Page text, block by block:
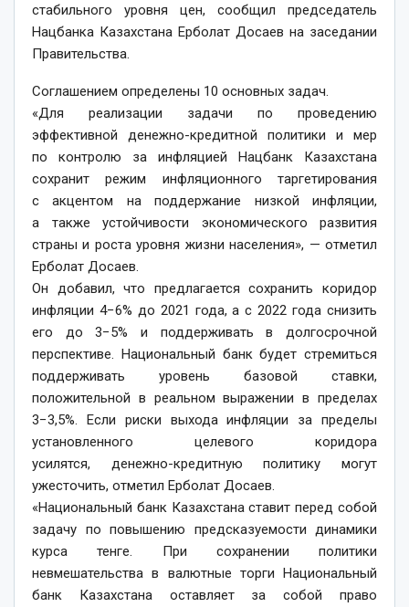
стабильного уровня цен, сообщил председатель
Нацбанка Казахстана Ерболат Досаев на заседании
Правительства.
Соглашением определены 10 основных задач.
«Для реализации задачи по проведению
эффективной денежно-кредитной политики и мер
по контролю за инфляцией Нацбанк Казахстана
сохранит режим инфляционного таргетирования
с акцентом на поддержание низкой инфляции,
а также устойчивости экономического развития
страны и роста уровня жизни населения», — отметил
Ерболат Досаев.
Он добавил, что предлагается сохранить коридор
инфляции 4−6% до 2021 года, а с 2022 года снизить
его до 3−5% и поддерживать в долгосрочной
перспективе. Национальный банк будет стремиться
поддерживать уровень базовой ставки,
положительной в реальном выражении в пределах
3−3,5%. Если риски выхода инфляции за пределы
установленного целевого коридора
усилятся, денежно-кредитную политику могут
ужесточить, отметил Ерболат Досаев.
«Национальный банк Казахстана ставит перед собой
задачу по повышению предсказуемости динамики
курса тенге. При сохранении политики
невмешательства в валютные торги Национальный
банк Казахстана оставляет за собой право